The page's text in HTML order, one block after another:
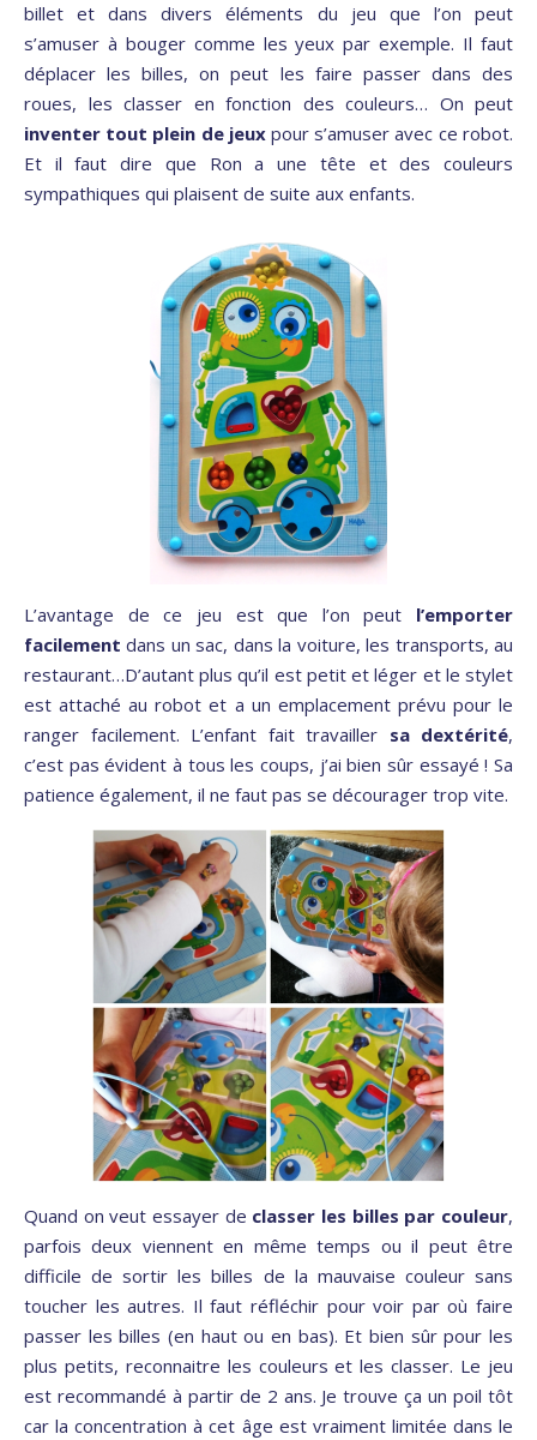
billet et dans divers éléments du jeu que l’on peut
s’amuser à bouger comme les yeux par exemple. Il faut
déplacer les billes, on peut les faire passer dans des
roues, les classer en fonction des couleurs… On peut
inventer tout plein de jeuxpour s’amuser avec ce robot.
Et il faut dire que Ron a une tête et des couleurs
sympathiques qui plaisent de suite aux enfants.
L’avantage de ce jeu est que l’on peut l’emporter
facilement dans un sac, dans la voiture, les transports, au
restaurant…D’autant plus qu’il est petit et léger et le stylet
est attaché au robot et a un emplacement prévu pour le
ranger facilement. L’enfant fait travailler sa dextérité,
c’est pas évident à tous les coups, j’ai bien sûr essayé ! Sa
patience également, il ne faut pas se décourager trop vite.
Quand on veut essayer de classer les billes par couleur,
parfois deux viennent en même temps ou il peut être
difficile de sortir les billes de la mauvaise couleur sans
toucher les autres. Il faut réfléchir pour voir par où faire
passer les billes (en haut ou en bas). Et bien sûr pour les
plus petits, reconnaitre les couleurs et les classer. Le jeu
est recommandé à partir de 2 ans. Je trouve ça un poil tôt
car la concentration à cet âge est vraiment limitée dans le